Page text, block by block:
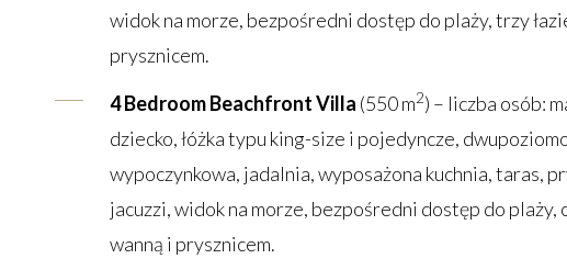
widok na morze, bezpośredni dostęp do plaży, trzy
prysznicem.
4 Bedroom Beachfront Villa (550 m2) – liczba osób:
dziecko, łóżka typu king-size i pojedyncze,
wypoczynkowa, jadalnia, wyposażona kuchnia, taras,
jacuzzi, widok na morze, bezpośredni dostęp do plaży,
wanną i prysznicem.